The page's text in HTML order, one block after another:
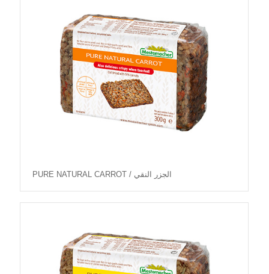
PURE NATURAL CARROT / الجزر النقي